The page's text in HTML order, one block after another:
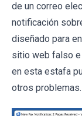
de un correo
notificación
diseñado para
sitio web falso e
en esta estafa
otros problemas.